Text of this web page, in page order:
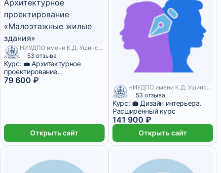
НИУДПО имени К.Д. Ушинского
53 отзыва
Курс: 💼 Архитектурное
проектирование
«Малоэтажные жилые
79 600 ₽
Открыть сайт
НИУДПО имени К.Д. Ушинского
53 отзыва
Курс: 💼 Дизайн интерьера.
Расширенный курс
141 900 ₽
Открыть сайт